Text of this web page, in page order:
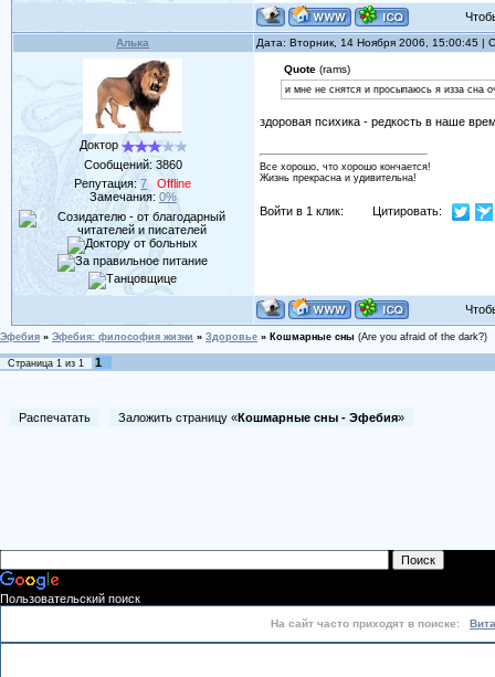
Алька Дата: Вторник, 14 Ноября 2006, 15:00:45 |
Доктор
Сообщений: 3860
Репутация:7
Offline
Замечания: 0%
Quote(rams)
и мне не снятся и просыпаюсь я изза сна
здоровая психика - редкость в наше
Все хорошо, что хорошо кончается!
Жизнь прекрасна и удивительна!
Войти в 1 клик: Цитировать:
Эфебия » Эфебия: философия жизни » Здоровье » Кошмарные сны (Are you afraid of the dark?)
Страница 1 из 1 1
Распечатать Заложить страницу «Кошмарные сны - Эфебия»
Пользовательский поиск
На сайт часто приходят в поиске: